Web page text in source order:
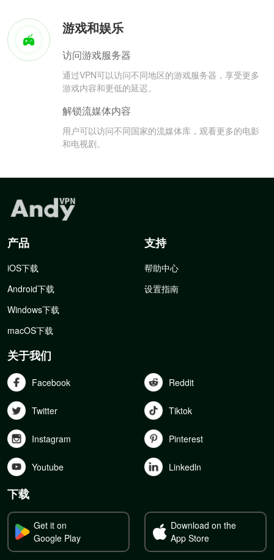
游戏和娱乐
访问游戏服务器
通过VPN可以访问不同地区的游戏服务器，享受更多
游戏内容和更低的延迟。
解锁流媒体内容
用户可以访问不同国家的流媒体库，观看更多的电影
和电视剧。
产品
iOS下载
Android下载
Windows下载
macOS下载
支持
帮助中心
设置指南
关于我们
Facebook Reddit
Twitter Tiktok
Instagram Pinterest
Youtube Linkedln
下载
Get it on
Google Play
Download on the
App Store